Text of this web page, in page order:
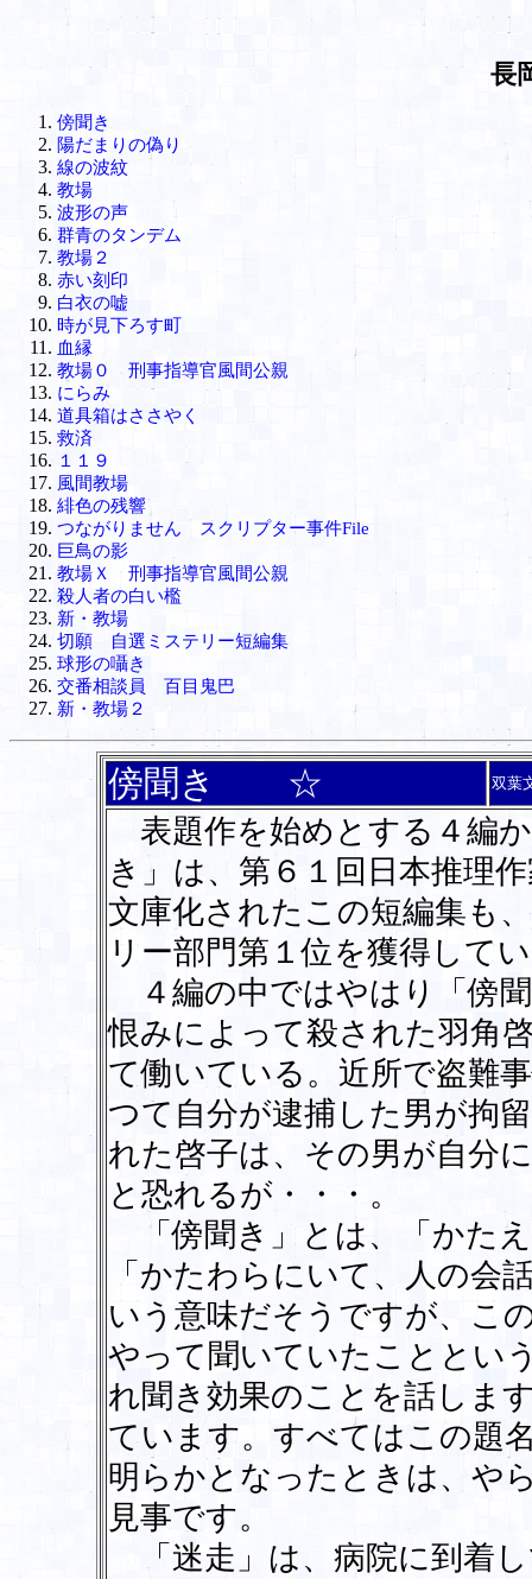
長
傍聞き
陽だまりの偽り
線の波紋
教場
波形の声
群青のタンデム
教場２
赤い刻印
白衣の嘘
時が見下ろす町
血縁
教場０ 刑事指導官風間公親
にらみ
道具箱はささやく
救済
１１９
風間教場
緋色の残響
つながりません スクリプター事件File
巨鳥の影
教場Ｘ 刑事指導官風間公親
殺人者の白い檻
新・教場
切願 自選ミステリー短編集
球形の囁き
交番相談員 百目鬼巴
新・教場２
傍聞き ☆ 双葉
表題作を始めとする４編
き」は、第６１回日本推理
文庫化されたこの短編集も
リー部門第１位を獲得して
４編の中ではやはり「傍
恨みによって殺された羽角
て働いている。近所で盗難
つて自分が逮捕した男が拘
れた啓子は、その男が自分
と恐れるが・・・。
「傍聞き」とは、「かた
「かたわらにいて、人の会
いう意味だそうですが、こ
やって聞いていたこととい
れ聞き効果のことを話しま
ています。すべてはこの題
明らかとなったときは、や
見事です。
「迷走」は、病院に到着